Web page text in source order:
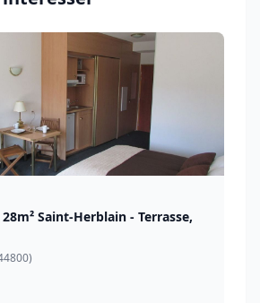
Saint-Herblain - Terrasse,